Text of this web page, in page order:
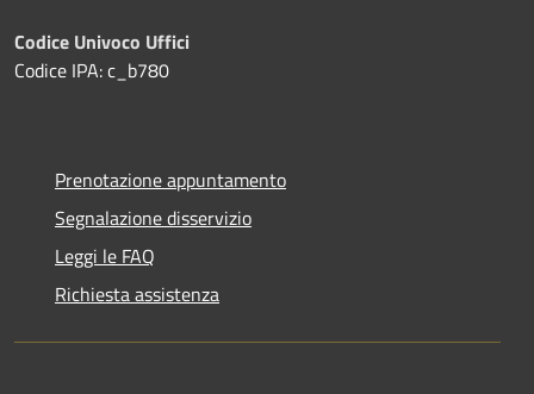
Codice Univoco Uffici
Codice IPA: c_b780
Prenotazione appuntamento
Segnalazione disservizio
Leggi le FAQ
Richiesta assistenza